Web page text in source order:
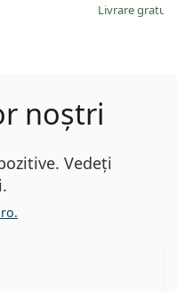
Livrare
noștri
Vedeți